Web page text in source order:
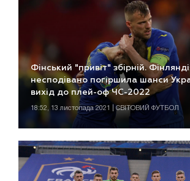
Фінський "привіт" збірній.
несподівано погіршила шанси
вихід до плей-оф ЧС-2022
18:52, 13 листопада 2021 | СВІТОВИЙ ФУТБОЛ